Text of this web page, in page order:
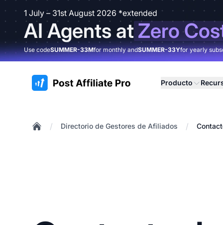
1 July – 31st August 2026 *extended
AI Agents atZero
Use codeSUMMER-33Mfor monthly andSUMMER-33Yfor yearly
:site.title Producto
/ Directorio de Gestores de Afiliados /